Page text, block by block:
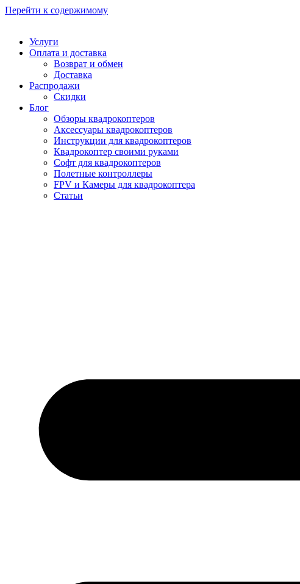
Перейти к содержимому
Услуги
Оплата и доставка
Возврат и обмен
Доставка
Распродажи
Скидки
Блог
Обзоры квадрокоптеров
Аксессуары квадрокоптеров
Инструкции для квадрокоптеров
Квадрокоптер своими руками
Софт для квадрокоптеров
Полетные контроллеры
FPV и Камеры для квадрокоптера
Статьи